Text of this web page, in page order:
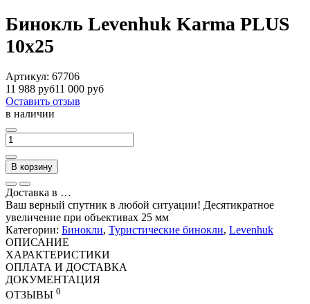
Бинокль Levenhuk Karma PLUS
10x25
Артикул: 67706
11 988 руб11 000 руб
Оставить отзыв
в наличии
В корзину
Доставка в …
Ваш верный спутник в любой ситуации! Десятикратное
увеличение при объективах 25 мм
Категории: Бинокли, Туристические бинокли, Levenhuk
ОПИСАНИЕ
ХАРАКТЕРИСТИКИ
ОПЛАТА И ДОСТАВКА
ДОКУМЕНТАЦИЯ
ОТЗЫВЫ 0